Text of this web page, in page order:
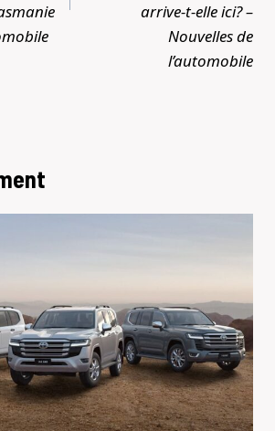
arrive-t-elle ici? –
Nouvelles de
l’automobile